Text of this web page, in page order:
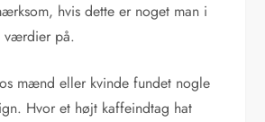
hvis dette er noget man i
værdier på.
mænd eller kvinde fundet nogle
Hvor et højt kaffeindtag hat